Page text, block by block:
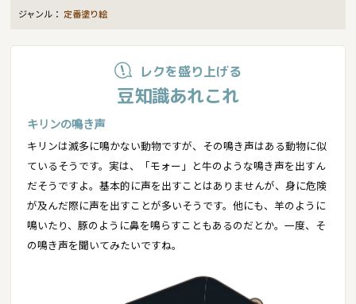
ジャンル： 定番塗り絵
レクを盛り上げる
豆知識あれこれ
キリンの鳴き声
キリンは滅多に鳴かない動物ですが、その鳴き声はある動物に似
ているそうです。実は、「モォー」と牛のような鳴き声を出すん
だそうですよ。基本的に声を出すことはありませんが、身に危険
が及んだ際に声を出すことが多いそうです。他にも、羊のように
鳴いたり、豚のように鼻を鳴らすこともあるのだとか。一度、そ
の鳴き声を聞いてみたいですね。